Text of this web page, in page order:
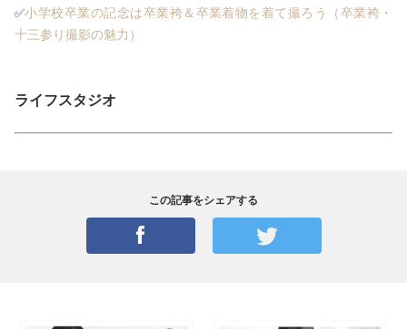
✅小学校卒業の記念は卒業袴＆卒業着物を着て撮ろう（卒業袴・
十三参り撮影の魅力）
ライフスタジオ
この記事をシェアする